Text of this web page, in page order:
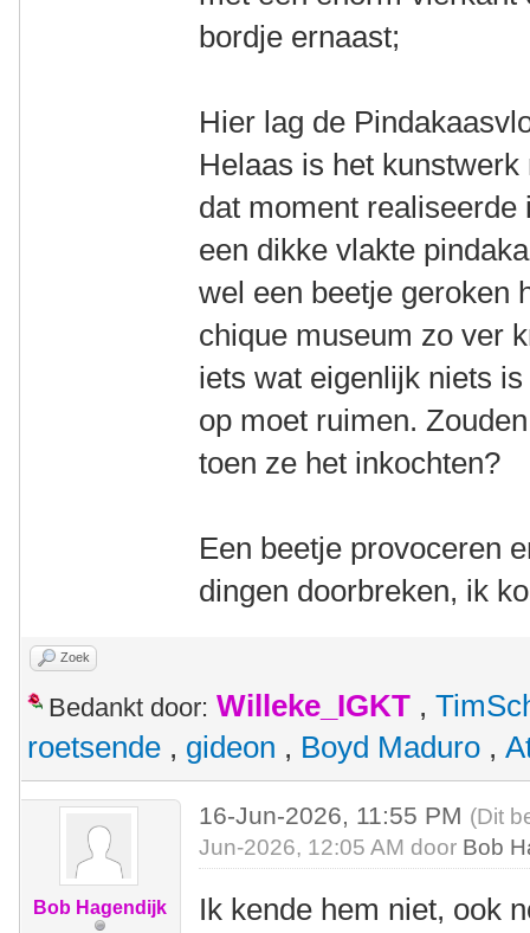
bordje ernaast;
Hier lag de
Helaas is het
dat moment
een dikke vlakte
wel een beetje geroken
chique museum zo ver
iets wat eigenlijk niets
op moet ruimen.
toen ze het inkochten?
Een beetje provoceren
dingen doorbreken, ik
Zoek
Bedankt door: Willeke_IGKT ,
roetsende , gideon , Boyd Maduro ,
Bob Hagendijk
16-Jun-2026, 11:55 PM (Dit
Jun-2026, 12:05 AM door Bob
Ik kende hem niet, ook